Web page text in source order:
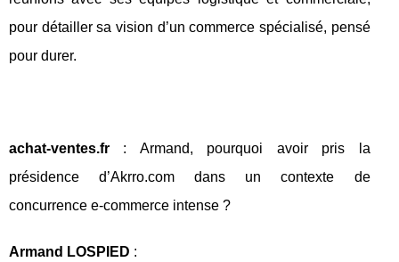
pour détailler sa vision d’un commerce spécialisé, pensé
pour durer.
achat-ventes.fr : Armand, pourquoi avoir pris la
présidence d’Akrro.com dans un contexte de
concurrence e-commerce intense ?
Armand LOSPIED :